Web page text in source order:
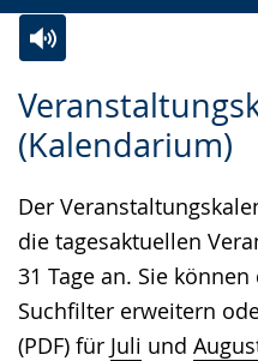
(Kalendarium)
Der
die tagesaktuellen
31 Tage an. Sie
Suchfilter erweitern
(PDF) für Juli und
Leichten
Sprache
Audio-
Unterstützung.
Video
in
Gebärdensprache
wird
angezeigt.